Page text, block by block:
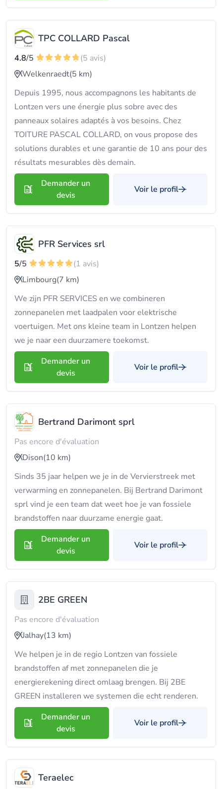
TPC COLLARD Pascal
4.8/5
(5 avis)
Welkenraedt(5 km)
Depuis 1995, nous accompagnons les habitants de
Lontzen vers une énergie plus sobre avec des
panneaux solaires adaptés à vos besoins. Chez
TOITURE PASCAL COLLARD, on vous propose des
solutions durables et une garantie de 10 ans pour des
résultats mesurables dès demain.
Demander un
devis
Voir le profil
PFR Services srl
5/5
(1 avis)
Limbourg(7 km)
We zijn PFR SERVICES en we combineren
zonnepanelen met laadpalen voor elektrische
voertuigen. Met ons kleine team in Lontzen helpen
we je naar een duurzamere toekomst.
Demander un
devis
Voir le profil
Bertrand Darimont sprl
Pas encore d'évaluation
Dison(10 km)
Sinds 35 jaar helpen we je in de Vervierstreek met
verwarming en zonnepanelen. Bij Bertrand Darimont
sprl vind je een team dat weet hoe je van fossiele
brandstoffen naar duurzame energie gaat.
Demander un
devis
Voir le profil
2BE GREEN
Pas encore d'évaluation
Jalhay(13 km)
We helpen je in de regio Lontzen van fossiele
brandstoffen af met zonnepanelen die je
energierekening direct omlaag brengen. Bij 2BE
GREEN installeren we systemen die echt renderen.
Demander un
devis
Voir le profil
Teraelec